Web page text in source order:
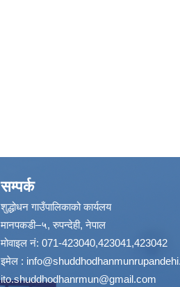
सम्पर्क
शुद्धोधन गाउँपालिकाको कार्यलय
मानपकडी–५, रुपन्देही, नेपाल
मोवाइल नं: 071-423040,423041,423042
इमेल :
ito.shuddhodhanrmun@gmail.com